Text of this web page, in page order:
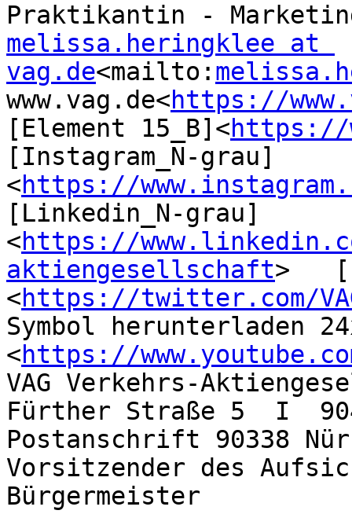
melissa.heringklee at
vag.de<mailto:
www.vag.de<https://
[Element 15_B]<https://
[Instagram_N-grau]
<https://
[Linkedin_N-grau]
<https://
aktiengesellschaft>
<https://twitter.com/
Symbol herunterladen
<https://
VAG Verkehrs-
Fürther Straße 5  I
Postanschrift 90338
Vorsitzender des
Bürgermeister